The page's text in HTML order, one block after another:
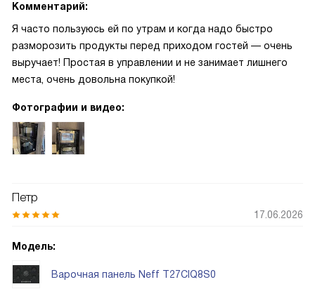
Комментарий:
Я часто пользуюсь ей по утрам и когда надо быстро
разморозить продукты перед приходом гостей — очень
выручает! Простая в управлении и не занимает лишнего
места, очень довольна покупкой!
Фотографии и видео:
Петр
17.06.2026
Модель:
Варочная панель Neff T27CIQ8S0